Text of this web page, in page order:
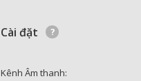
Cài đặt
Kênh Âm thanh: